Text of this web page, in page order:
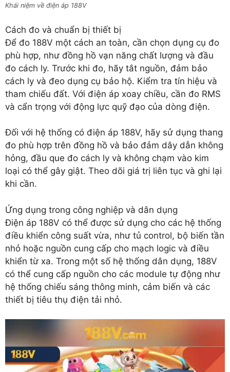
Khái niệm về điện áp 188V
Cách đo và chuẩn bị thiết bị
Để đo 188V một cách an toàn, cần chọn dụng cụ đo
phù hợp, như đồng hồ vạn năng chất lượng và đầu
đo cách ly. Trước khi đo, hãy tắt nguồn, đảm bảo
cách ly và đeo dụng cụ bảo hộ. Kiểm tra tín hiệu và
tham chiếu đất. Với điện áp xoay chiều, cần đo RMS
và cẩn trọng với động lực quỹ đạo của dòng điện.
Đối với hệ thống có điện áp 188V, hãy sử dụng thang
đo phù hợp trên đồng hồ và bảo đảm dây dẫn không
hỏng, đầu que đo cách ly và không chạm vào kim
loại có thể gây giật. Theo dõi giá trị liên tục và ghi lại
khi cần.
Ứng dụng trong công nghiệp và dân dụng
Điện áp 188V có thể được sử dụng cho các hệ thống
điều khiển công suất vừa, như tủ control, bộ biến tần
nhỏ hoặc nguồn cung cấp cho mạch logic và điều
khiển từ xa. Trong một số hệ thống dân dụng, 188V
có thể cung cấp nguồn cho các module tự động như
hệ thống chiếu sáng thông minh, cảm biến và các
thiết bị tiêu thụ điện tải nhỏ.